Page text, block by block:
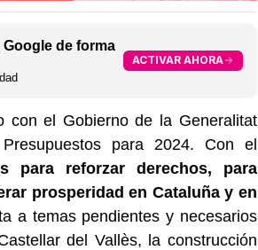
de forma
ACTIVAR AHORA
con el Gobierno de la Generalitat
para 2024. Con el
para reforzar derechos, para
prosperidad en Cataluña y en
a temas pendientes y necesarios
del Vallès, la construcción